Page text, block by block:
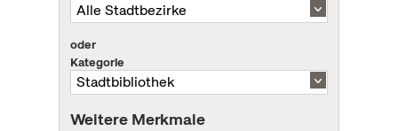
oder
Kategorie
Weitere Merkmale